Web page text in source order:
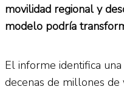
movilidad regional y
modelo podría
El informe identifica
decenas de millones de